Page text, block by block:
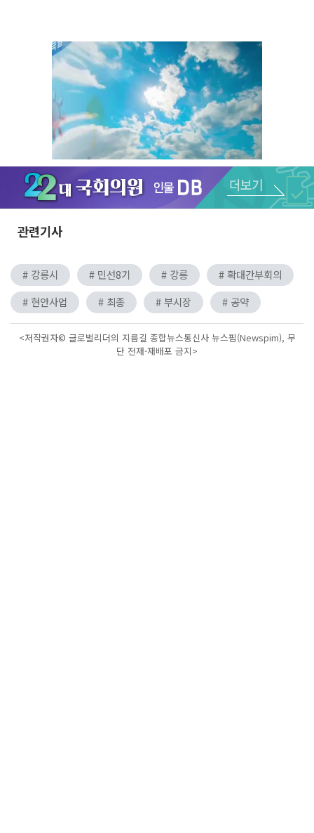
Unmute
관련기사
# 강릉시 # 민선8기 # 강릉
# 확대간부회의
# 현안사업
# 최종 # 부시장 # 공약
<저작권자© 글로벌리더의 지름길 종합뉴스통신사 뉴스핌(Newspim), 무
단 전재-재배포 금지>